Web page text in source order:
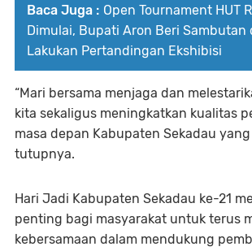
Baca Juga : Open Tournament HUT
Dimulai, Bupati Aron Beri Sambutan
Lakukan Pertandingan Ekshibisi
“Mari bersama menjaga dan
kita sekaligus meningkatkan kualitas
masa depan Kabupaten Sekadau yang
tutupnya.
Hari Jadi Kabupaten Sekadau ke-21
penting bagi masyarakat untuk terus
kebersamaan dalam mendukung